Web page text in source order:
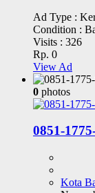
Ad Type :
Condition :
Visits : 326
Rp. 0
View Ad
0 photos
0851-
Kota